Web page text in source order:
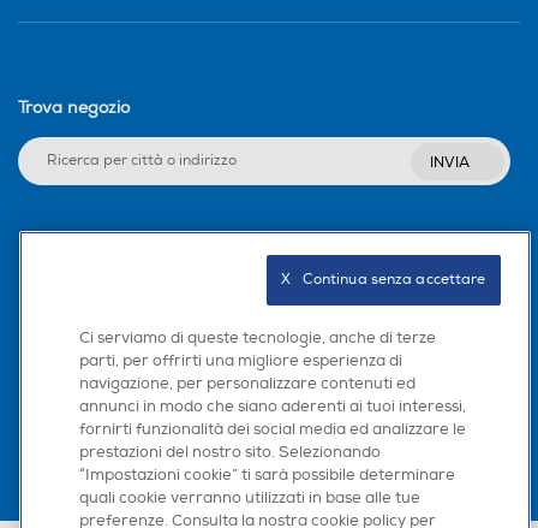
Trova negozio
INVIA
Scarica la nostra app
Ci serviamo di queste tecnologie, anche di terze
parti, per offrirti una migliore esperienza di
navigazione, per personalizzare contenuti ed
annunci in modo che siano aderenti ai tuoi interessi,
fornirti funzionalità dei social media ed analizzare le
prestazioni del nostro sito. Selezionando
“Impostazioni cookie” ti sarà possibile determinare
quali cookie verranno utilizzati in base alle tue
preferenze. Consulta la nostra cookie policy per
X   Continua senza accettare